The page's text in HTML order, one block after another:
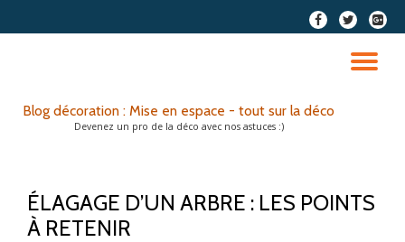
fa-
facebook
fa-
twitter
fa-
plus-
Blog décoration : Mise en espace - tout sur la déco
Devenez un pro de la déco avec nos astuces :)
ÉLAGAGE D’UN ARBRE : LES POINTS
À RETENIR